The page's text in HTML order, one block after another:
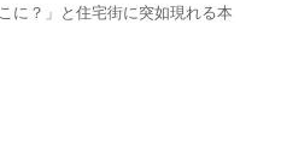
？」と住宅街に突如現れる本